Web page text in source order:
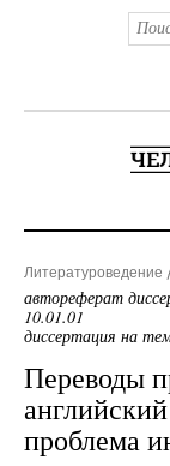
Литературоведение
автореферат
10.01.01
диссертация на
Переводы
проблема